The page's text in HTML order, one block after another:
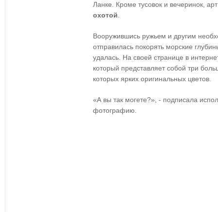
Ланке. Кроме тусовок и вечеринок,
охотой
Вооружившись ружьем и другим
отправилась покорять морские
удалась. На своей странице в
который представляет собой три
которых ярких оригинальных цветов.
«А вы так могете?», - подписала
фотографию.